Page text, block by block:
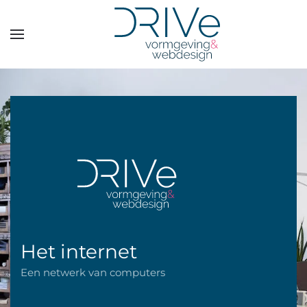
Overslaan en naar de inhoud gaan
Het internet
Een netwerk van computers